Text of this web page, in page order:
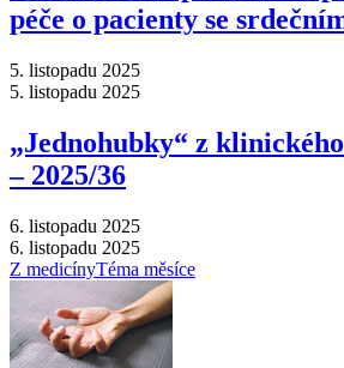
péče o pacienty se
5. listopadu 2025
5. listopadu 2025
„Jednohubky“ z
–⁠ 2025/36
6. listopadu 2025
6. listopadu 2025
Z medicínyTéma měsíce